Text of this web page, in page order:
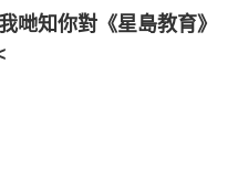
哋知你對《星島教育》